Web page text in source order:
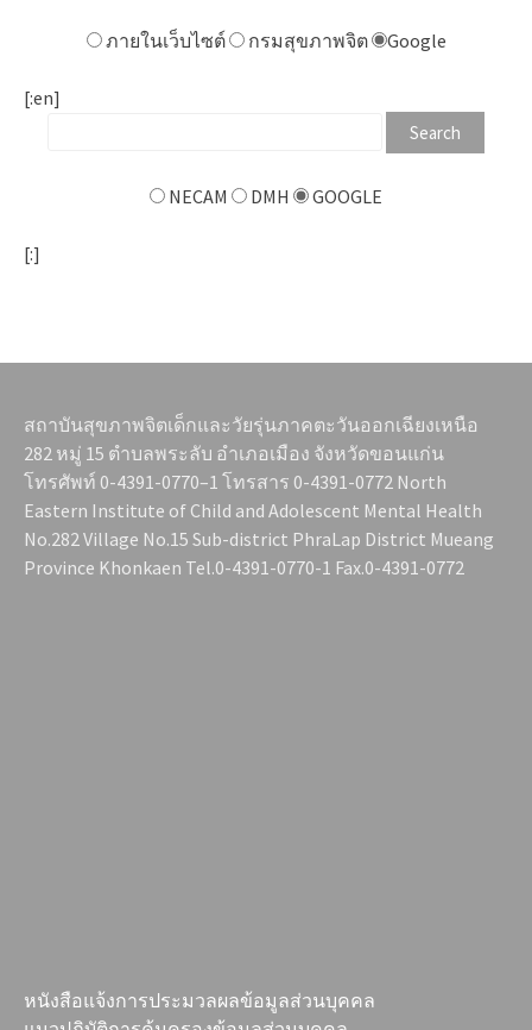
ภายในเว็บไซต์ กรมสุขภาพจิต Google
[:en]
NECAM DMH GOOGLE
[:]
สถาบันสุขภาพจิตเด็กและวัยรุ่นภาคตะวันออกเฉียงเหนือ
282 หมู่ 15 ตำบลพระลับ อำเภอเมือง จังหวัดขอนแก่น
โทรศัพท์ 0-4391-0770–1 โทรสาร 0-4391-0772 North
Eastern Institute of Child and Adolescent Mental Health
No.282 Village No.15 Sub-district PhraLap District Mueang
Province Khonkaen Tel.0-4391-0770-1 Fax.0-4391-0772
หนังสือแจ้งการประมวลผลข้อมูลส่วนบุคคล